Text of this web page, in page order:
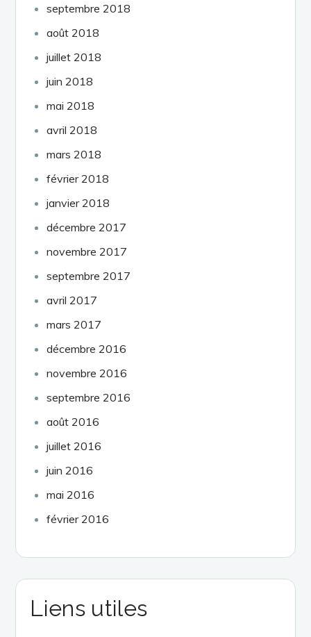
septembre 2018
août 2018
juillet 2018
juin 2018
mai 2018
avril 2018
mars 2018
février 2018
janvier 2018
décembre 2017
novembre 2017
septembre 2017
avril 2017
mars 2017
décembre 2016
novembre 2016
septembre 2016
août 2016
juillet 2016
juin 2016
mai 2016
février 2016
Liens utiles